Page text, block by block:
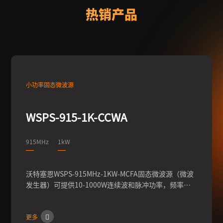
热销产品
小功率固态微波源
WSPS-915-1K-CCWA
915MHz 1kW
沃特塞恩WSPS-915MHz-1KW-MCFA固态微波源（微波
发生器）可提供10-1000W连续波和脉冲功率，频率
更多